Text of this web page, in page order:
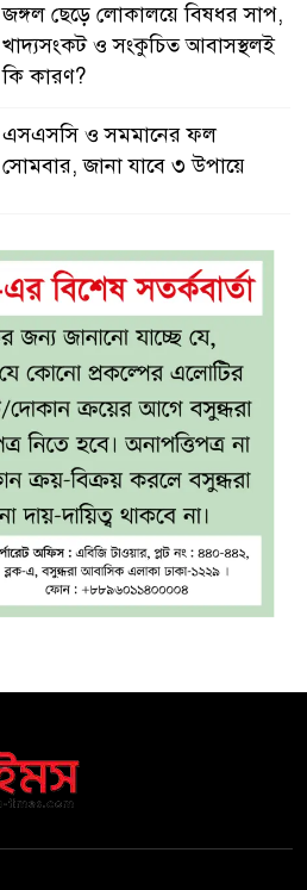
জঙ্গল ছেড়ে লোকালয়ে বিষধর সাপ,
খাদ্যসংকট ও সংকুচিত আবাসস্থলই
কি কারণ?
এসএসসি ও সমমানের ফল
সোমবার, জানা যাবে ৩ উপায়ে
হাত-পা বাঁধা—যশোরে রহস্যজনক
মৃত্যু
মাকে খুঁজতে এসে মিলল পলিথিনে
মোড়ানো মরদেহ, মেলেনি মাথা ও
পা
কম বয়সেই বন্ধ্যাত্বের ঝুঁকি?
নারীদের ৩ লক্ষণে সতর্ক হওয়ার
পরামর্শ
ইনফ্লুয়েঞ্জা ঠেকাতে নতুন আশার
ভুলেও নয়, জেনে নিন কী করা
উচিত
বেসরকারি জ্বালানি তেল